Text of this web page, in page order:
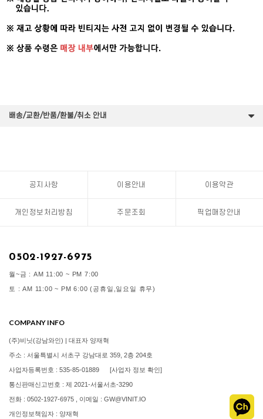
배송/교환/반품/환불/취소 안내
공지사항 이용안내 이용약관
개인정보처리방침 주문조회 픽업매장안내
0502-1927-6975
월~금 : AM 11:00 ~ PM 7:00
토 : AM 11:00 ~ PM 6:00 (공휴일,일요일 휴무)
COMPANY INFO
(주)비닛(강남와인) | 대표자 양재혁
주소 : 서울특별시 서초구 강남대로 359, 2층 204호
사업자등록번호 : 535-85-01889 [사업자 정보 확인]
통신판매신고번호 : 제 2021-서울서초-3290
전화 : 0502-1927-6975 , 이메일 : GW@VINIT.IO
개인정보책임자 : 양재혁